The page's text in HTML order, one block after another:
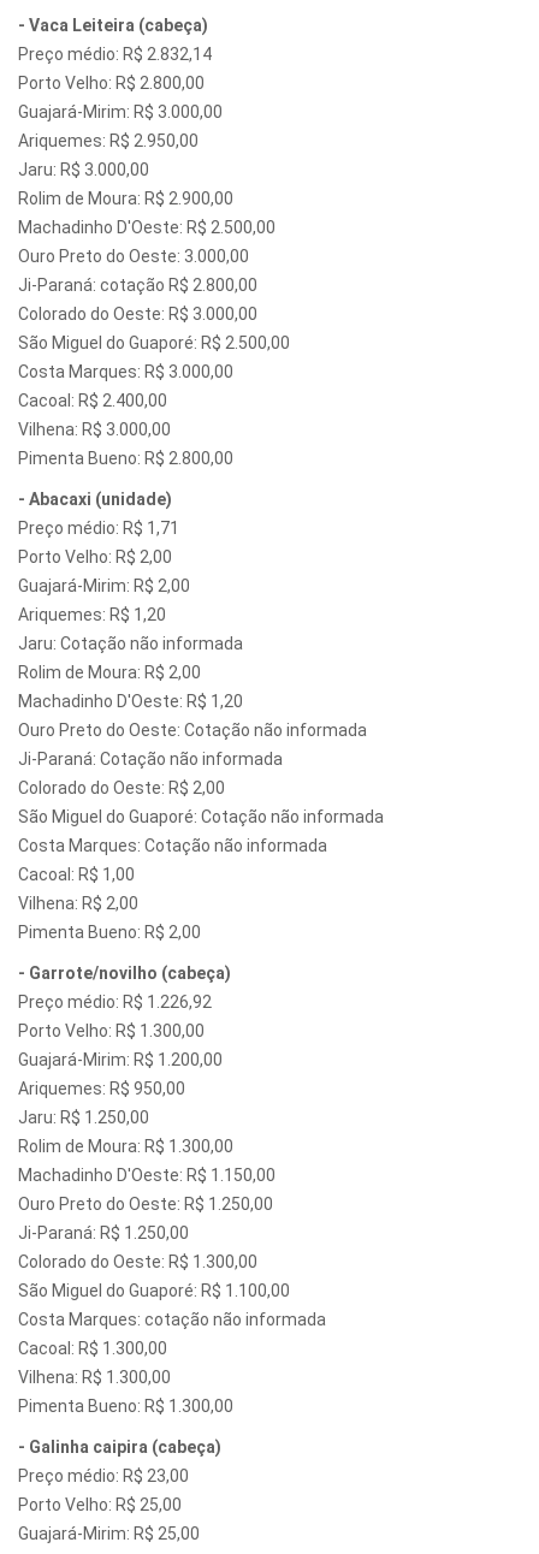
- Vaca Leiteira (cabeça)
Preço médio: R$ 2.832,14
Porto Velho: R$ 2.800,00
Guajará-Mirim: R$ 3.000,00
Ariquemes: R$ 2.950,00
Jaru: R$ 3.000,00
Rolim de Moura: R$ 2.900,00
Machadinho D'Oeste: R$ 2.500,00
Ouro Preto do Oeste: 3.000,00
Ji-Paraná: cotação R$ 2.800,00
Colorado do Oeste: R$ 3.000,00
São Miguel do Guaporé: R$ 2.500,00
Costa Marques: R$ 3.000,00
Cacoal: R$ 2.400,00
Vilhena: R$ 3.000,00
Pimenta Bueno: R$ 2.800,00
- Abacaxi (unidade)
Preço médio: R$ 1,71
Porto Velho: R$ 2,00
Guajará-Mirim: R$ 2,00
Ariquemes: R$ 1,20
Jaru: Cotação não informada
Rolim de Moura: R$ 2,00
Machadinho D'Oeste: R$ 1,20
Ouro Preto do Oeste: Cotação não informada
Ji-Paraná: Cotação não informada
Colorado do Oeste: R$ 2,00
São Miguel do Guaporé: Cotação não informada
Costa Marques: Cotação não informada
Cacoal: R$ 1,00
Vilhena: R$ 2,00
Pimenta Bueno: R$ 2,00
- Garrote/novilho (cabeça)
Preço médio: R$ 1.226,92
Porto Velho: R$ 1.300,00
Guajará-Mirim: R$ 1.200,00
Ariquemes: R$ 950,00
Jaru: R$ 1.250,00
Rolim de Moura: R$ 1.300,00
Machadinho D'Oeste: R$ 1.150,00
Ouro Preto do Oeste: R$ 1.250,00
Ji-Paraná: R$ 1.250,00
Colorado do Oeste: R$ 1.300,00
São Miguel do Guaporé: R$ 1.100,00
Costa Marques: cotação não informada
Cacoal: R$ 1.300,00
Vilhena: R$ 1.300,00
Pimenta Bueno: R$ 1.300,00
- Galinha caipira (cabeça)
Preço médio: R$ 23,00
Porto Velho: R$ 25,00
Guajará-Mirim: R$ 25,00